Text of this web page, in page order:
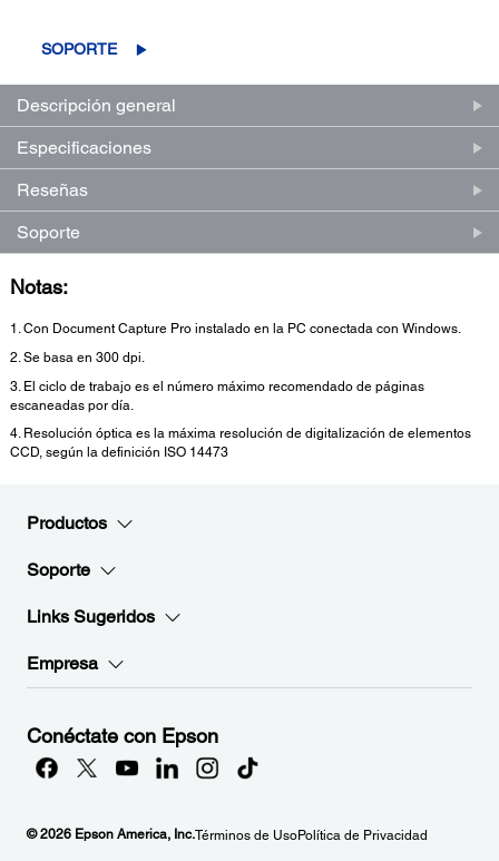
Enlace
la
misma
página.
SOPORTE
Descripción general
Especificaciones
Reseñas
Soporte
Notas:
1. Con Document Capture Pro instalado en la PC conectada con Windows.
2. Se basa en 300 dpi.
3. El ciclo de trabajo es el número máximo recomendado de páginas
escaneadas por día.
4. Resolución óptica es la máxima resolución de digitalización de elementos
CCD, según la definición ISO 14473
Productos
Soporte
Links Sugeridos
Empresa
Conéctate con Epson
© 2026 Epson America, Inc.Términos de UsoPolítica de Privacidad